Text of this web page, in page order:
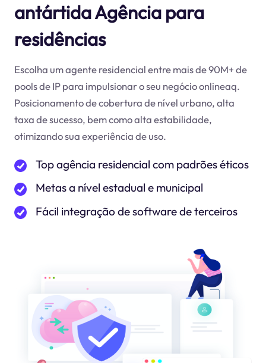
antártida Agência para
residências
Escolha um agente residencial entre mais de 90M+ de
pools de IP para impulsionar o seu negócio onlineaq.
Posicionamento de cobertura de nível urbano, alta
taxa de sucesso, bem como alta estabilidade,
otimizando sua experiência de uso.
Top agência residencial com padrões éticos
Metas a nível estadual e municipal
Fácil integração de software de terceiros